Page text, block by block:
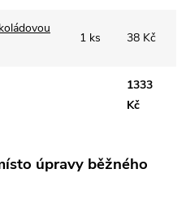
1 ks 38 Kč
1333
Kč
úpravy běžného